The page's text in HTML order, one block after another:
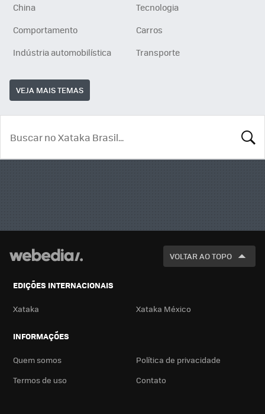
China
Tecnologia
Comportamento
Carros
Indústria automobilística
Transporte
VEJA MAIS TEMAS
VOLTAR AO TOPO
EDIÇÕES INTERNACIONAIS
Xataka Xataka México
INFORMAÇÕES
Quem somos
Política de privacidade
Termos de uso
Contato